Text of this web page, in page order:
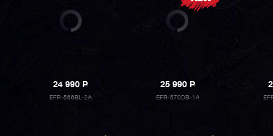
24 990P
EFR-566BL-2A
25 990P
EFR-570DB-1A